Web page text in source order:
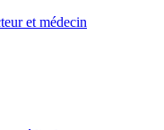
et médecin